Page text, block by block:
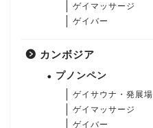
ゲイマッサージ
ゲイバー
カンボジア
プノンペン
ゲイサウナ・発展場
ゲイマッサージ
ゲイバー